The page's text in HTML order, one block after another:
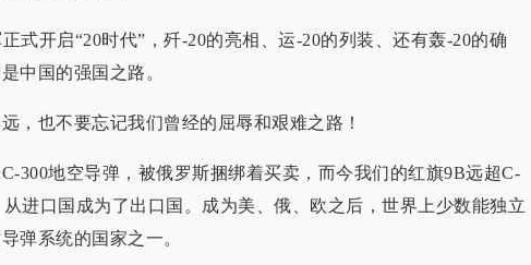
式开启“20时代”，歼-20的亮相、运-20的列装、还有轰-20的确
中国的强国之路。
，也不要忘记我们曾经的屈辱和艰难之路！
300地空导弹，被俄罗斯捆绑着买卖，而今我们的红旗9B远超C-
从进口国成为了出口国。成为美、俄、欧之后，世界上少数能独立
弹系统的国家之一。